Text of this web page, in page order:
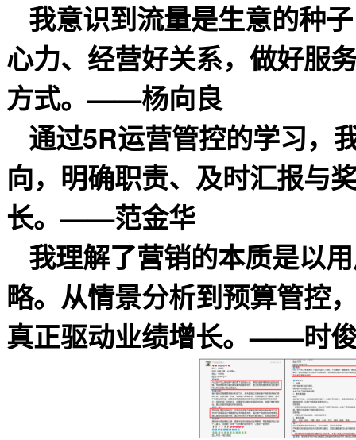
我意识到流量是生意的种
心力、经营好关系，做好服
方式。——杨向良
通过5R运营管控的学习，
向，明确职责、及时汇报与
长。——范金华
我理解了营销的本质是以
略。从情景分析到预算管控
真正驱动业绩增长。——时